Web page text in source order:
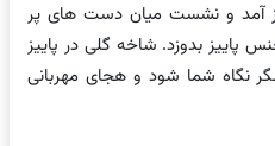
آمد و نشست میان دست های پر
بدوزد. شاخه گلی در پاییز
نگاه شما شود و هجای مهربانی